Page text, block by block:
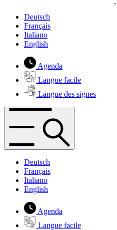
Deutsch
Français
Italiano
English
Agenda
Langue facile
Langue des signes
Deutsch
Français
Italiano
English
Agenda
Langue facile